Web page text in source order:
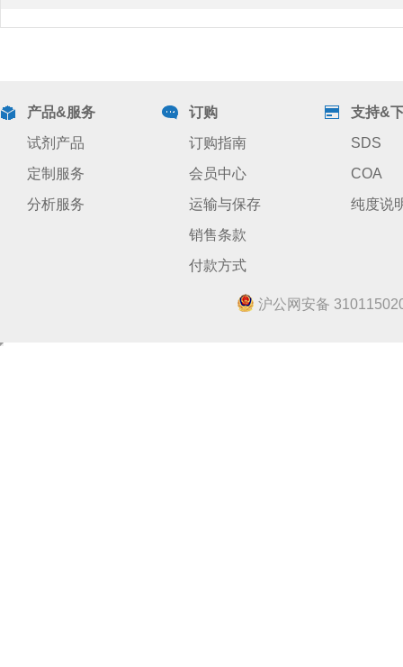
产品&服务
试剂产品
定制服务
分析服务
订购
订购指南
会员中心
运输与保存
销售条款
付款方式
支持&
SDS
COA
纯度说
沪公网安备